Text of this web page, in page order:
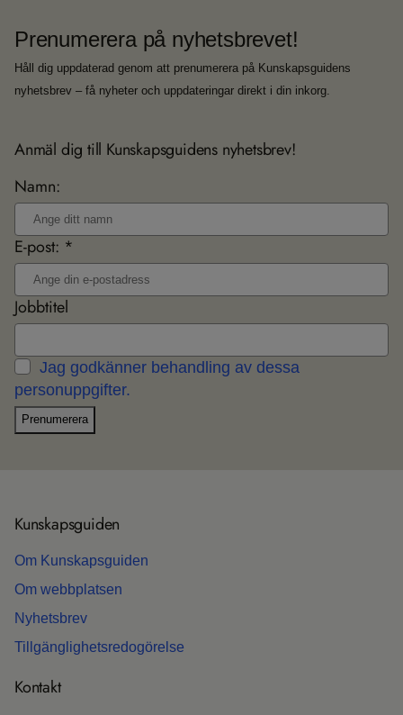
Prenumerera på nyhetsbrevet!
Håll dig uppdaterad genom att prenumerera på Kunskapsguidens
nyhetsbrev – få nyheter och uppdateringar direkt i din inkorg.
Anmäl dig till Kunskapsguidens nyhetsbrev!
Namn:
E-post: *
Jobbtitel
Jag godkänner behandling av dessa
personuppgifter.
Prenumerera
Kun­skaps­gui­den
Om Kun­skaps­gui­den
Om webb­plat­sen
Nyhets­b­rev
Till­gäng­lig­hets­re­do­gö­relse
Kon­takt